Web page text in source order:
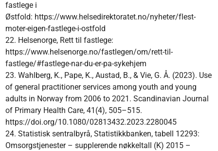
fastlege i
Østfold: https://www.helsedirektoratet.no/nyheter/flest-
moter-eigen-fastlege-i-ostfold
22. Helsenorge, Rett til fastlege:
https://www.helsenorge.no/fastlegen/om/rett-til-
fastlege/#fastlege-nar-du-er-pa-sykehjem
23. Wahlberg, K., Pape, K., Austad, B., & Vie, G. Å. (2023). Use
of general practitioner services among youth and young
adults in Norway from 2006 to 2021. Scandinavian Journal
of Primary Health Care, 41(4), 505–515.
https://doi.org/10.1080/02813432.2023.2280045
24. Statistisk sentralbyrå, Statistikkbanken, tabell 12293:
Omsorgstjenester – supplerende nøkkeltall (K) 2015 –